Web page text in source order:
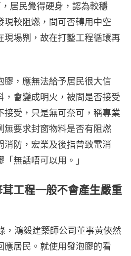
居民覺得硬身，認為較穩
現較阻燃，問可否轉用中空
現場𠝹，故在打鑿工程循環再
膠，應無法給予居民很大信
，會變成明火，被問是否接受
接受，只是無可奈可，稱專業
無要求封窗物料是否有阻燃
消防，宏業及後指曾致電消
無話唔可以用。」
工程一般不會產生嚴重
鴻毅建築師公司董事黃俠然
應居民。就使用發泡膠的看